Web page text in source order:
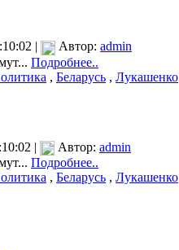
| Автор: admin
Подробнее..
, Беларусь , Лукашенко
| Автор: admin
Подробнее..
, Беларусь , Лукашенко